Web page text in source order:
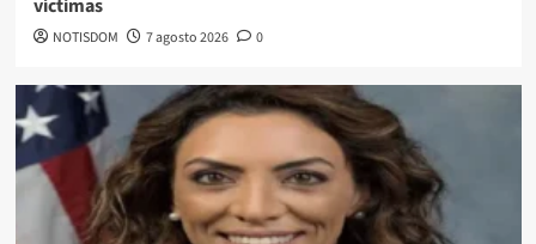
víctimas
NOTISDOM 7 agosto 2026 0